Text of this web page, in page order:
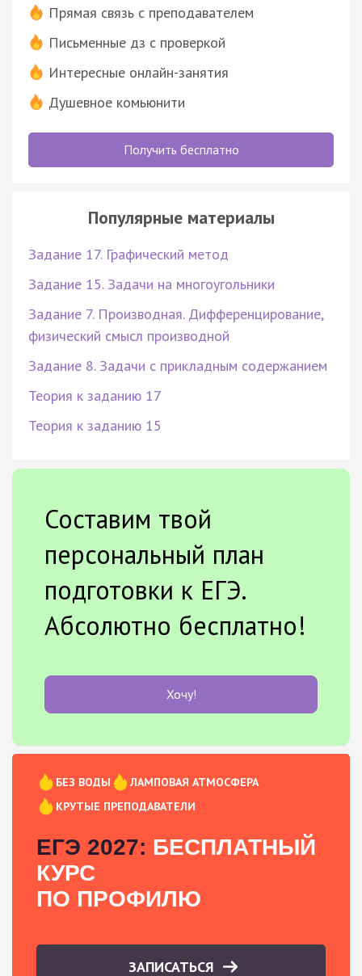
Прямая связь с преподавателем
Письменные дз с проверкой
Интересные онлайн-занятия
Душевное комьюнити
Получить бесплатно
Популярные материалы
Задание 17. Графический метод
Задание 15. Задачи на многоугольники
Задание 7. Производная. Дифференцирование,
физический смысл производной
Задание 8. Задачи с прикладным содержанием
Теория к заданию 17
Теория к заданию 15
Составим твой
персональный план
подготовки к ЕГЭ.
Абсолютно бесплатно!
Хочу!
БЕЗ ВОДЫ
ЛАМПОВАЯ АТМОСФЕРА
КРУТЫЕ ПРЕПОДАВАТЕЛИ
ЕГЭ 2027: БЕСПЛАТНЫЙ
КУРС
ПО ПРОФИЛЮ
ЗАПИСАТЬСЯ